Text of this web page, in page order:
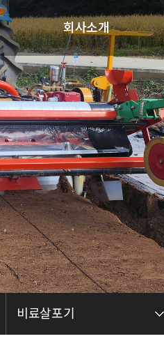
회사소개
인사말
회사개요
회사연혁
인증 및 수상
오시는길
비료살포기